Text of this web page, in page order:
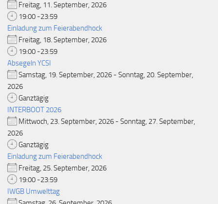
Freitag, 11. September, 2026
19:00 -23:59
Einladung zum Feierabendhock
Freitag, 18. September, 2026
19:00 -23:59
Absegeln YCSI
Samstag, 19. September, 2026 - Sonntag, 20. September,
2026
Ganztägig
INTERBOOT 2026
Mittwoch, 23. September, 2026 - Sonntag, 27. September,
2026
Ganztägig
Einladung zum Feierabendhock
Freitag, 25. September, 2026
19:00 -23:59
IWGB Umwelttag